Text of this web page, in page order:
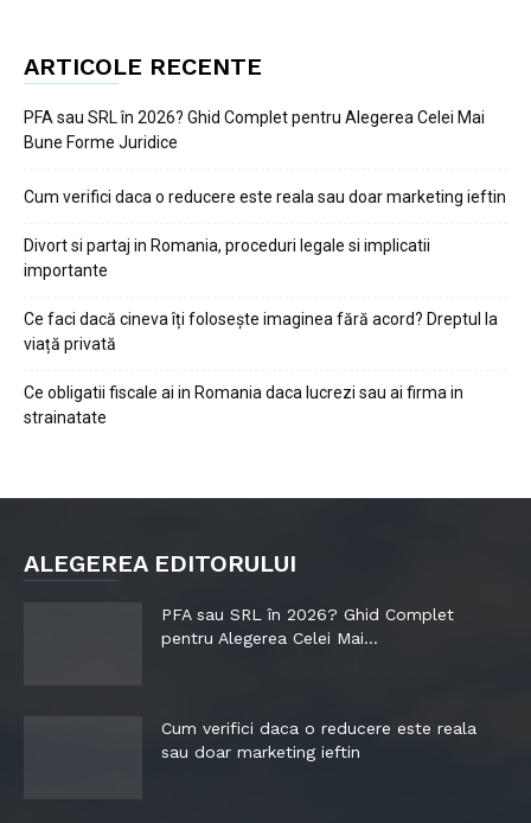
ARTICOLE RECENTE
PFA sau SRL în 2026? Ghid Complet pentru Alegerea Celei Mai
Bune Forme Juridice
Cum verifici daca o reducere este reala sau doar marketing ieftin
Divort si partaj in Romania, proceduri legale si implicatii
importante
Ce faci dacă cineva îți folosește imaginea fără acord? Dreptul la
viață privată
Ce obligatii fiscale ai in Romania daca lucrezi sau ai firma in
strainatate
ALEGEREA EDITORULUI
PFA sau SRL în 2026? Ghid Complet
pentru Alegerea Celei Mai...
Cum verifici daca o reducere este reala
sau doar marketing ieftin